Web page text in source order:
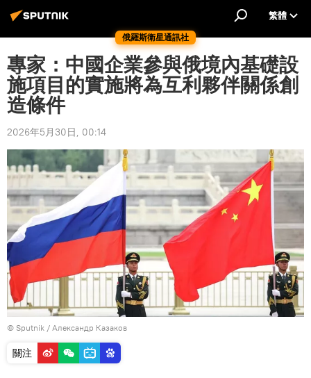
俄羅斯衛星通訊社
繁體
專家：中國企業參與俄境內基礎設
施項目的實施將為互利夥伴關係創
造條件
2026年5月30日, 00:14
© Sputnik / Александр Казаков
關注